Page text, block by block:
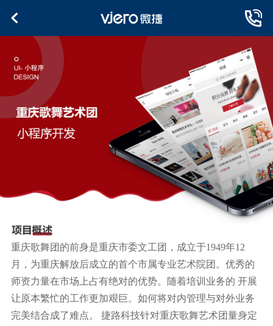
重庆歌舞团的前身是重庆市委文工团，成立于1949年12
月，为重庆解放后成立的首个市属专业艺术院团。优秀的
师资力量在市场上占有绝对的优势。随着培训业务的 开展
让原本繁忙的工作更加艰巨。如何将对内管理与对外业务
完美结合成了难点。 捷路科技针对重庆歌舞艺术团量身定